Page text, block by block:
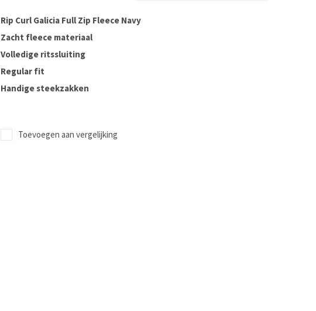
Rip Curl Galicia Full Zip Fleece Navy
Zacht fleece materiaal
Volledige ritssluiting
Regular fit
Handige steekzakken
Toevoegen aan vergelijking